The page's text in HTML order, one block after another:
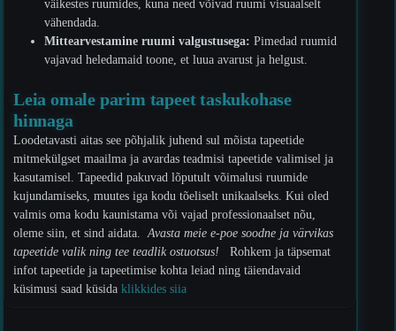
väikestes ruumides, kuna need võivad ruumi visuaalselt
vähendada.
Mittearvestamine ruumi valgustusega: Pimedad ruumid
vajavad heledamaid toone, et luua avarust ja helgust.
Leia omale parim tapeet taskukohase
hinnaga
Loodetavasti aitas see põhjalik juhend sul mõista tapeetide
mitmekülgset maailma ja avardas teadmisi tapeetide valimisel ja
kasutamisel. Tapeedid pakuvad lõputult võimalusi ruumide
kujundamiseks, muutes iga kodu tõeliselt unikaalseks. Kui oled
valmis oma kodu kaunistama või vajad professionaalset nõu,
oleme siin, et sind aidata.
Avasta meie e-poe soodne ja värvikas
tapeetide valik ning tee teadlik ostuotsus! Rohkem ja täpsemat
infot tapeetide ja tapeetimise kohta leiad ning täiendavaid
küsimusi saad küsida klikkides siia